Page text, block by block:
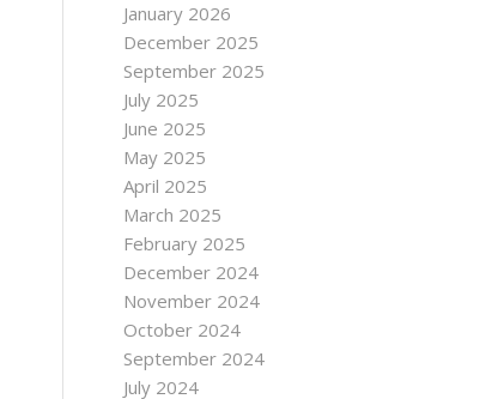
January 2026
December 2025
September 2025
July 2025
June 2025
May 2025
April 2025
March 2025
February 2025
December 2024
November 2024
October 2024
September 2024
July 2024